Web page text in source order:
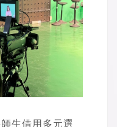
生借用多元選